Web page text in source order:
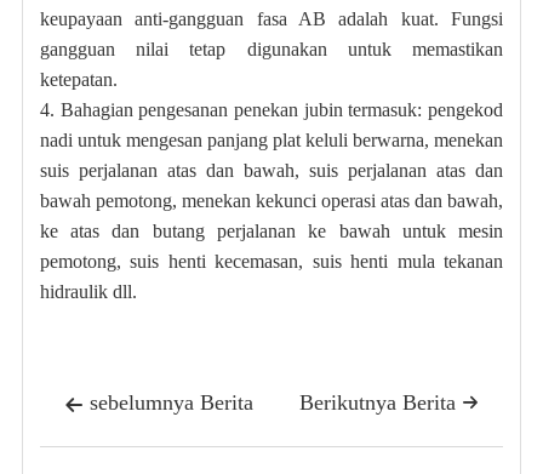
keupayaan anti-gangguan fasa AB adalah kuat. Fungsi
gangguan nilai tetap digunakan untuk memastikan
ketepatan.
4. Bahagian pengesanan penekan jubin termasuk: pengekod
nadi untuk mengesan panjang plat keluli berwarna, menekan
suis perjalanan atas dan bawah, suis perjalanan atas dan
bawah pemotong, menekan kekunci operasi atas dan bawah,
ke atas dan butang perjalanan ke bawah untuk mesin
pemotong, suis henti kecemasan, suis henti mula tekanan
hidraulik dll.
 sebelumnya Berita 
Berikutnya Berita